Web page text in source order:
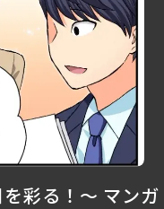
を彩る！～ マンガ